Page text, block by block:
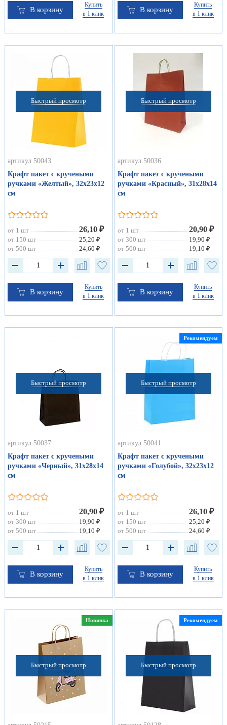
В корзину
Купить
в 1 клик
В корзину
Купить
в 1 клик
Быстрый просмотр
артикул 50043
Крафт пакет с кручеными
ручками «Желтый», 32х23х12
см
от 1 шт 26,10 ₽
от 150 шт
25,20 ₽
от 500 шт
24,60 ₽
В корзину
Купить
в 1 клик
Быстрый просмотр
артикул 50036
Крафт пакет с кручеными
ручками «Красный», 31х28х14
см
от 1 шт 20,90 ₽
от 300 шт
19,90 ₽
от 500 шт
19,10 ₽
В корзину
Купить
в 1 клик
Быстрый просмотр
артикул 50037
Крафт пакет с кручеными
ручками «Черный», 31х28х14
см
от 1 шт 20,90 ₽
от 300 шт
19,90 ₽
от 500 шт
19,10 ₽
В корзину
Купить
в 1 клик
Быстрый просмотр
Рекомендуем
артикул 50041
Крафт пакет с кручеными
ручками «Голубой», 32х23х12
см
от 1 шт 26,10 ₽
от 150 шт
25,20 ₽
от 500 шт
24,60 ₽
В корзину
Купить
в 1 клик
Быстрый просмотр
Новинка
Быстрый просмотр
Рекомендуем